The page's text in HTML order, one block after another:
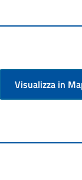
Visualizza in